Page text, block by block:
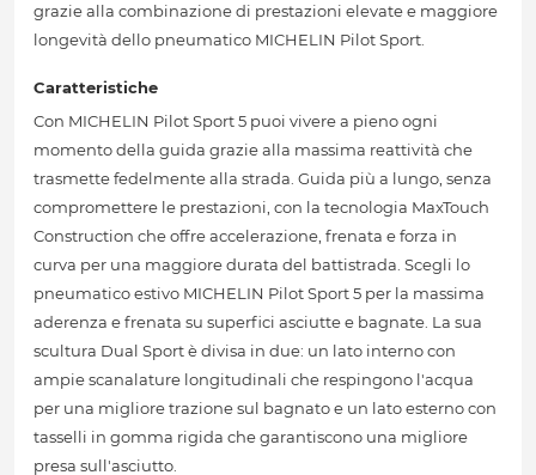
grazie alla combinazione di prestazioni elevate e maggiore
longevità dello pneumatico MICHELIN Pilot Sport.
Caratteristiche
Con MICHELIN Pilot Sport 5 puoi vivere a pieno ogni
momento della guida grazie alla massima reattività che
trasmette fedelmente alla strada. Guida più a lungo, senza
compromettere le prestazioni, con la tecnologia MaxTouch
Construction che offre accelerazione, frenata e forza in
curva per una maggiore durata del battistrada. Scegli lo
pneumatico estivo MICHELIN Pilot Sport 5 per la massima
aderenza e frenata su superfici asciutte e bagnate. La sua
scultura Dual Sport è divisa in due: un lato interno con
ampie scanalature longitudinali che respingono l'acqua
per una migliore trazione sul bagnato e un lato esterno con
tasselli in gomma rigida che garantiscono una migliore
presa sull'asciutto.